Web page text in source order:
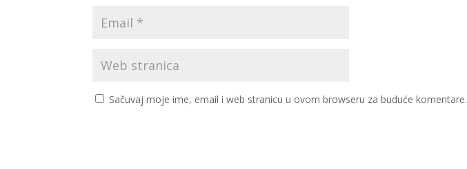
Sačuvaj moje ime, email i web stranicu u ovom browseru za buduće komentare.